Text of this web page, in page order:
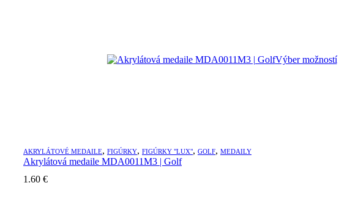
Výber možností
AKRYLÁTOVÉ MEDAILE, FIGÚRKY, FIGÚRKY "LUX", GOLF, MEDAILY
Akrylátová medaile MDA0011M3 | Golf
1.60 €